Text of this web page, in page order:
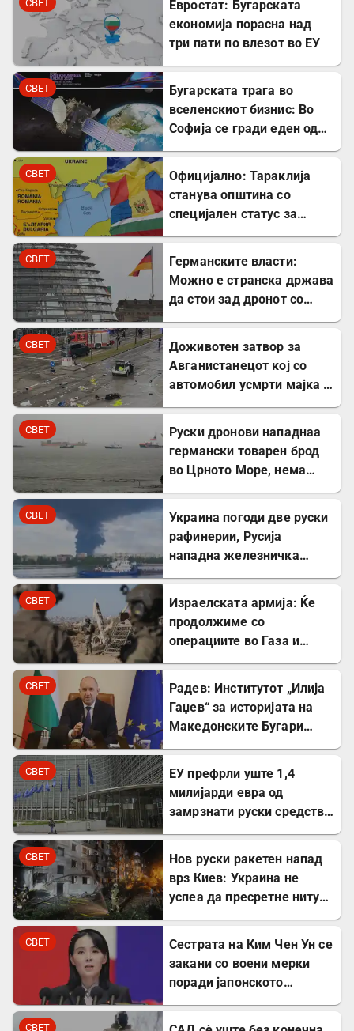
СВЕТ
Евростат: Бугарската
економија порасна над
три пати по влезот во ЕУ
СВЕТ
Бугарската трага во
вселенскиот бизнис: Во
Софија се гради еден од
СВЕТ
Официјално: Тараклија
станува општина со
специјален статус за
СВЕТ
Германските власти:
Можно е странска држава
да стои зад дронот со
СВЕТ
Доживотен затвор за
Авганистанецот кој со
автомобил усмрти мајка и
СВЕТ
Руски дронови нападнаа
германски товарен брод
во Црното Море, нема
СВЕТ
Украина погоди две руски
рафинерии, Русија
нападна железничка
СВЕТ
Израелската армија: Ќе
продолжиме со
операциите во Газа и
СВЕТ
Радев: Институтот „Илија
Гаџев“ за историјата на
Македонските Бугари
СВЕТ
ЕУ префрли уште 1,4
милијарди евра од
замрзнати руски средства
СВЕТ
Нов руски ракетен напад
врз Киев: Украина не
успеа да пресретне ниту
СВЕТ
Сестрата на Ким Чен Ун се
закани со воени мерки
поради јапонското
СВЕТ